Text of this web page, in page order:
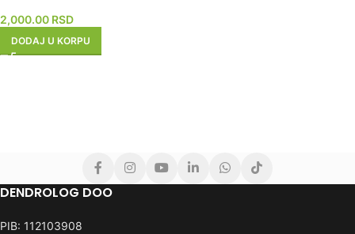
2,000.00 RSD
DODAJ U KORPU
DENDROLOG DOO
PIB: 112103908